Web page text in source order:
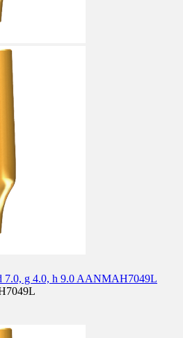
7.0, g 4.0, h 9.0 AANMAH7049L